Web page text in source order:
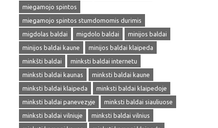
miegamojo spintos
miegamojo spintos stumdomomis durimis
migdolas baldai
migdolo baldai
minijos baldai
minijos baldai kaune
minijos baldai klaipeda
minkšti baldai
minksti baldai internetu
minksti baldai kaunas
minksti baldai kaune
minksti baldai klaipeda
minksti baldai klaipedoje
minksti baldai panevezyje
minksti baldai siauliuose
minksti baldai vilniuje
minksti baldai vilnius